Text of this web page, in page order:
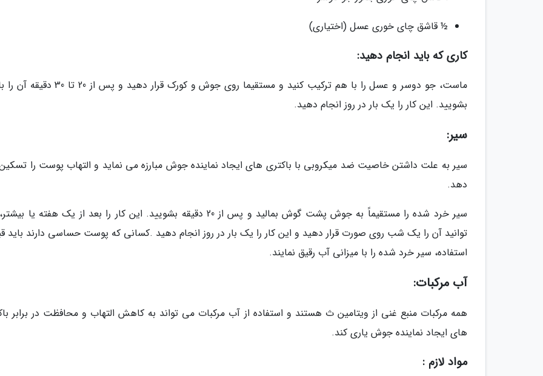
½ قاشق چای خوری عسل (اختیاری)
کاری که باید انجام دهید:
ماست، جو دوسر و عسل را با هم ترکیب کنید و مستقیما روی جوش و کورک قرار دهید و
بشویید. این کار را یک بار در روز انجام دهید.
سیر:
سیر به علت داشتن خاصیت ضد میکروبی با باکتری های ایجاد نماینده جوش مبارزه می نماید و التهاب پوست را
دهد.
سیر خرد شده را مستقیماً به جوش پشت گوش بمالید و پس از 20 دقیقه بشویید. این کار را بعد از یک هفته یا
توانید آن را یک شب روی صورت قرار دهید و این کار را یک بار در روز انجام دهید .کسانی که پوست حساسی دارند باید
استفاده، سیر خرد شده را با میزانی آب رقیق نمایند.
آب مرکبات:
همه مرکبات منبع غنی از ویتامین ث هستند و استفاده از آب مرکبات می تواند به کاهش التهاب و محافظت در برابر
های ایجاد نماینده جوش یاری کند.
مواد لازم :